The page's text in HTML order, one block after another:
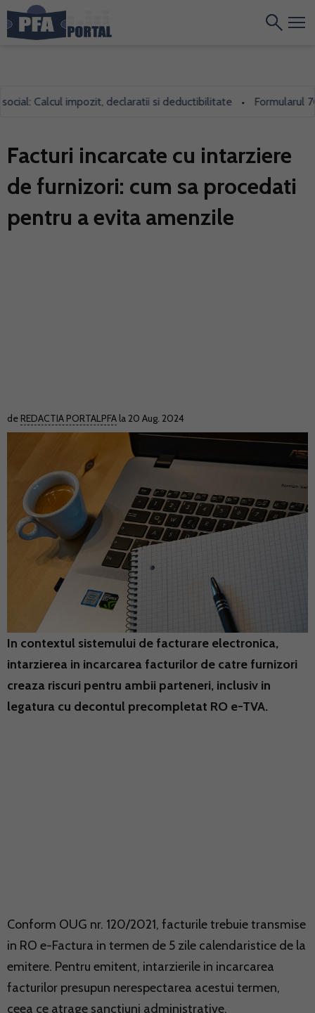
Calcul impozit, declaratii si deductibilitate • Formularul
Facturi incarcate cu intarziere
de furnizori: cum sa procedati
pentru a evita amenzile
de REDACTIA PORTALPFA la 20 Aug. 2024
In contextul sistemului de facturare electronica,
intarzierea in incarcarea facturilor de catre furnizori
creaza riscuri pentru ambii parteneri, inclusiv in
legatura cu decontul precompletat RO e-TVA.
Conform OUG nr. 120/2021, facturile trebuie transmise
in RO e-Factura in termen de 5 zile calendaristice de la
emitere. Pentru emitent, intarzierile in incarcarea
facturilor presupun nerespectarea acestui termen,
ceea ce atrage sanctiuni administrative.